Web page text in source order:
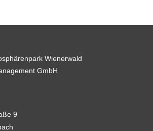
Wienerwald
GmbH
9